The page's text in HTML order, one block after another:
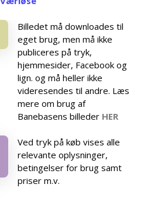
Billedet må downloades til
eget brug, men må ikke
publiceres på tryk,
hjemmesider, Facebook og
lign. og må heller ikke
videresendes til andre. Læs
mere om brug af
Banebasens billeder HER
Ved tryk på køb vises alle
relevante oplysninger,
betingelser for brug samt
priser m.v.